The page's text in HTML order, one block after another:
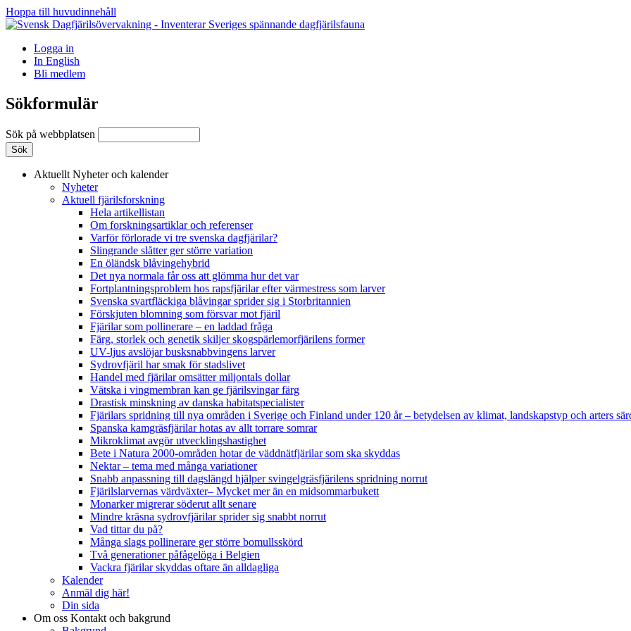
Hoppa till huvudinnehåll
Logga in
In English
Bli medlem
Sökformulär
Sök på webbplatsen
Aktuellt Nyheter och kalender
Nyheter
Aktuell fjärilsforskning
Hela artikellistan
Om forskningsartiklar och referenser
Varför förlorade vi tre svenska dagfjärilar?
Slingrande slåtter ger större variation
En öländsk blåvingehybrid
Det nya normala får oss att glömma hur det var
Fortplantningsproblem hos rapsfjärilar efter värmestress som larver
Svenska svartfläckiga blåvingar sprider sig i Storbritannien
Förskjuten blomning som försvar mot fjäril
Fjärilar som pollinerare – en laddad fråga
Färg, storlek och genetik skiljer skogspärlemorfjärilens former
UV-ljus avslöjar busksnabbvingens larver
Sydrovfjäril har smak för stadslivet
Handel med fjärilar omsätter miljontals dollar
Vätska i vingmembran kan ge fjärilsvingar färg
Drastisk minskning av danska habitatspecialister
Fjärilars spridning till nya områden i Sverige och Finland under 120 år– betydelsen av klimat, landskapstyp och arters
Spanska kamgräsfjärilar hotas av allt torrare somrar
Mikroklimat avgör utvecklingshastighet
Bete i Natura 2000-områden hotar de väddnätfjärilar som ska skyddas
Nektar – tema med många variationer
Snabb anpassning till dagslängd hjälper svingelgräsfjärilens spridning norrut
Fjärilslarvernas värdväxter– Mycket mer än en midsommarbukett
Monarker migrerar söderut allt senare
Mindre kräsna sydrovfjärilar sprider sig snabbt norrut
Vad tittar du på?
Många slags pollinerare ger större bomullsskörd
Två generationer påfågelöga i Belgien
Vackra fjärilar skyddas oftare än alldagliga
Kalender
Anmäl dig här!
Din sida
Om oss Kontakt och bakgrund